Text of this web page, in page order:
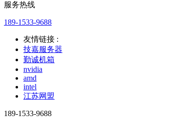
服务热线
189-1533-9688
友情链接 :
技嘉服务器
勤诚机箱
nvidia
amd
intel
江苏网盟
189-1533-9688